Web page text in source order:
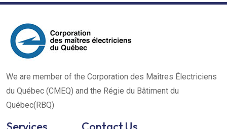
We are member of the Corporation des Maîtres Électriciens
du Québec (CMEQ) and the Régie du Bâtiment du
Québec(RBQ)